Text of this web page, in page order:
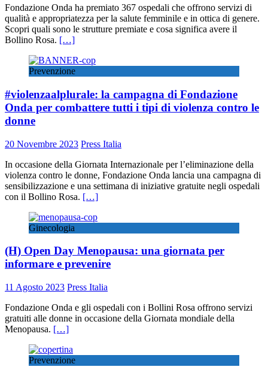
Fondazione Onda ha premiato 367 ospedali che offrono servizi di
qualità e appropriatezza per la salute femminile e in ottica di genere.
Scopri quali sono le strutture premiate e cosa significa avere il
Bollino Rosa. […]
Prevenzione
#violenzaalplurale: la campagna di Fondazione
Onda per combattere tutti i tipi di violenza contro le
donne
20 Novembre 2023 Press Italia
In occasione della Giornata Internazionale per l’eliminazione della
violenza contro le donne, Fondazione Onda lancia una campagna di
sensibilizzazione e una settimana di iniziative gratuite negli ospedali
con il Bollino Rosa. […]
Ginecologia
(H) Open Day Menopausa: una giornata per
informare e prevenire
11 Agosto 2023 Press Italia
Fondazione Onda e gli ospedali con i Bollini Rosa offrono servizi
gratuiti alle donne in occasione della Giornata mondiale della
Menopausa. […]
Prevenzione